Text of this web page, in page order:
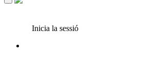
Inicia la sessió